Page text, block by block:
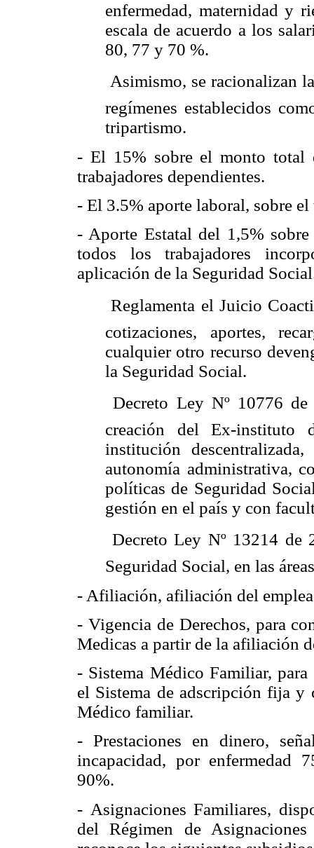
enfermedad, maternidad y
escala de acuerdo a los
80, 77 y 70 %.
Asimismo, se racionalizan
regímenes establecidos
tripartismo.
- El 15% sobre el monto total
trabajadores dependientes.
- El 3.5% aporte laboral, sobre
- Aporte Estatal del 1,5%
todos los trabajadores
aplicación de la Seguridad
 Reglamenta el Juicio
cotizaciones, aportes,
cualquier otro recurso
la Seguridad Social.
 Decreto Ley Nº 10776
creación del Ex-instituto
institución
autonomía administrativa,
políticas de Seguridad
gestión en el país y con
 Decreto Ley Nº 13214
Seguridad Social, en las
- Afiliación, afiliación del
- Vigencia de Derechos, para
Medicas a partir de la afiliación
- Sistema Médico Familiar,
el Sistema de adscripción fija y
Médico familiar.
- Prestaciones en dinero,
incapacidad, por enfermedad
90%.
- Asignaciones Familiares,
del Régimen de